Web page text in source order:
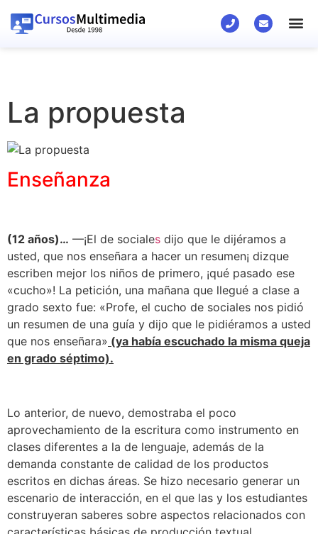
La propuesta
Enseñanza
(12 años)… —¡El de sociales dijo que le dijéramos a
usted, que nos enseñara a hacer un resumen¡ dizque
escriben mejor los niños de primero, ¡qué pasado ese
«cucho»! La petición, una mañana que llegué a clase a
grado sexto fue: «Profe, el cucho de sociales nos pidió
un resumen de una guía y dijo que le pidiéramos a usted
que nos enseñara» (ya había escuchado la misma queja
en grado séptimo).
Lo anterior, de nuevo, demostraba el poco
aprovechamiento de la escritura como instrumento en
clases diferentes a la de lenguaje, además de la
demanda constante de calidad de los productos
escritos en dichas áreas. Se hizo necesario generar un
escenario de interacción, en el que las y los estudiantes
construyeran saberes sobre aspectos relacionados con